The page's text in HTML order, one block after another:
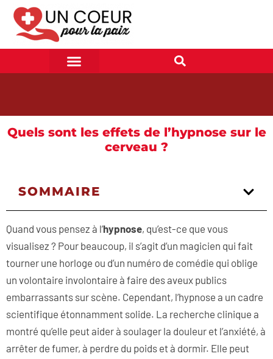
Quels sont les effets de l’hypnose sur le
cerveau ?
SOMMAIRE
Quand vous pensez à l’hypnose, qu’est-ce que vous
visualisez ? Pour beaucoup, il s’agit d’un magicien qui fait
tourner une horloge ou d’un numéro de comédie qui oblige
un volontaire involontaire à faire des aveux publics
embarrassants sur scène. Cependant, l’hypnose a un cadre
scientifique étonnamment solide. La recherche clinique a
montré qu’elle peut aider à soulager la douleur et l’anxiété, à
arrêter de fumer, à perdre du poids et à dormir. Elle peut